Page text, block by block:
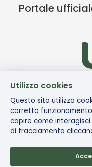
Portale
Utilizzo cookies
Questo sito utilizza
corretto
capire come
di tracciamento